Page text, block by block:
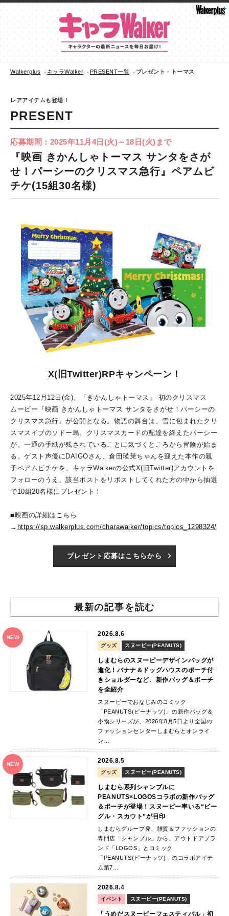
Walkerplus キャラWalker PRESENT一覧 プレゼント - トーマス
レアアイテムも登場！
PRESENT
応募期間：2025年11月4日(火)～18日(火)まで
『映画 きかんしゃトーマス サンタをさが
せ！パーシーのクリスマス急行』ペアムビ
チケ(15組30名様)
X(旧Twitter)RPキャンペーン！
2025年12月12日(金)、「きかんしゃトーマス」 初のクリスマス
ムービー『映画 きかんしゃトーマス サンタをさがせ！パーシーの
クリスマス急行』が公開となる。物語の舞台は、雪に包まれたクリ
スマスイブのソドー島。クリスマスカードの配達を終えたパーシー
が、一通の手紙が残されていることに気づくところから冒険が始ま
る。ゲスト声優にDAIGOさん、倉田瑛茉ちゃんを迎えた本作の親
子ペアムビチケを、キャラWalkerの公式X(旧Twitter)アカウントを
フォローのうえ、該当ポストをリポストしてくれた方の中から抽選
で10組20名様にプレゼント！
■映画の詳細はこちら
→ https://sp.walkerplus.com/charawalker/topics/topics_1298324/
プレゼント応募はこちらから
最新の記事を読む
NEW 2026.8.6
グッズ スヌーピー(PEANUTS)
しまむらのスヌーピーデザインバッグが
進化！バナナ＆ドッグハウスのポーチ付
きショルダーなど、新作バッグ＆ポーチ
を全紹介
スヌーピーでおなじみのコミック
「PEANUTS(ピーナッツ)」の新作バッグ＆
小物シリーズが、2026年8月5日より全国の
ファッションセンターしまむらとオンライ
ン…
NEW 2026.8.5
グッズ スヌーピー(PEANUTS)
しまむら系列シャンブルに
PEANUTS×LOGOSコラボの新作バッグ
＆ポーチが登場！スヌーピー率いる“ビー
グル・スカウト”が目印
しまむらグループ発、雑貨＆ファッションの
専門店「シャンブル」から、アウトドアブラ
ンド「LOGOS」とコミック
「PEANUTS(ピーナッツ)」のコラボアイテ
ム第7…
2026.8.4
イベント スヌーピー(PEANUTS)
「うめだスヌーピーフェスティバル」初